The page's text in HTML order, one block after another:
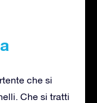
che si
Che si tratti